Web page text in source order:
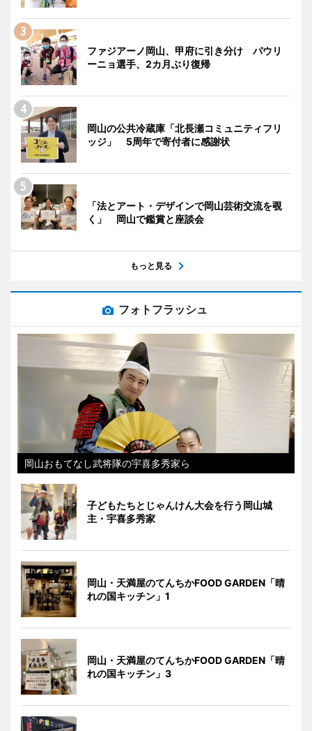
ファジアーノ岡山、甲府に引き分け パウリ
ーニョ選手、2カ月ぶり復帰
岡山の公共冷蔵庫「北長瀬コミュニティフリ
ッジ」 5周年で寄付者に感謝状
「法とアート・デザインで岡山芸術交流を覗
く」 岡山で鑑賞と座談会
もっと見る
フォトフラッシュ
岡山おもてなし武将隊の宇喜多秀家ら
子どもたちとじゃんけん大会を行う岡山城
主・宇喜多秀家
岡山・天満屋のてんちかFOOD GARDEN「晴
れの国キッチン」1
岡山・天満屋のてんちかFOOD GARDEN「晴
れの国キッチン」3